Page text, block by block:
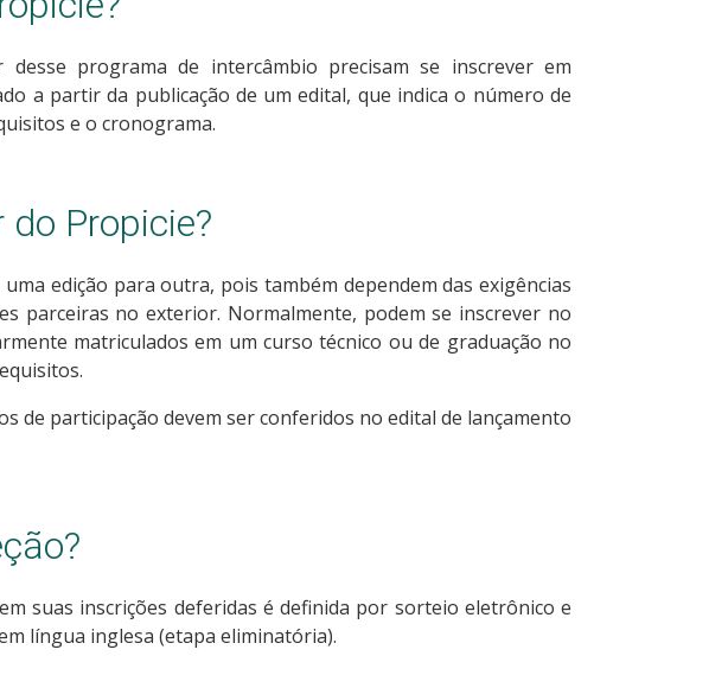
programa de intercâmbio precisam se inscrever em
a partir da publicação de um edital, que indica o número de
e o cronograma.
Propicie?
edição para outra, pois também dependem das exigências
parceiras no exterior. Normalmente, podem se inscrever no
matriculados em um curso técnico ou de graduação no
de participação devem ser conferidos no edital de lançamento
suas inscrições deferidas é definida por sorteio eletrônico e
língua inglesa (etapa eliminatória).